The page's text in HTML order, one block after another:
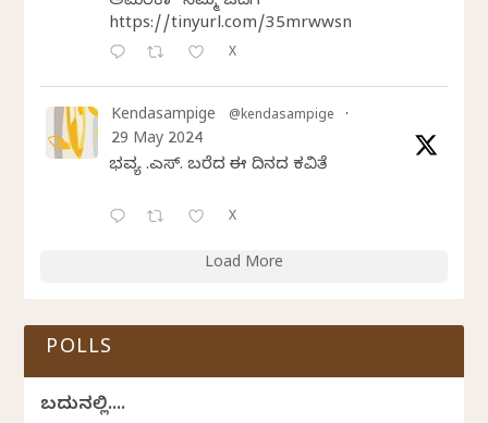
https://tinyurl.com/35mrwwsn
X
Kendasampige @kendasampige ·
29 May 2024
ಭವ್ಯ ಟಿ.ಎಸ್. ಬರೆದ ಈ ದಿನದ ಕವಿತೆ
X
Load More
POLLS
ಬದುಕಿನಲ್ಲಿ....